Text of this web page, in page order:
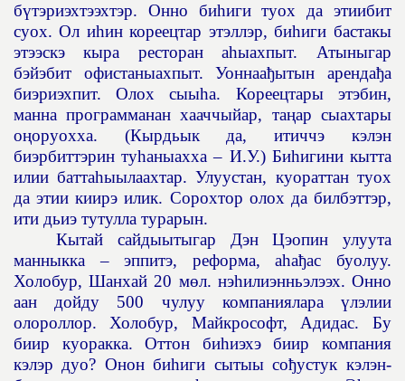
бүтэриэхтээхтэр. Онно биһиги туох да этиибит
суох. Ол иһин кореецтар этэллэр, биһиги бастакы
этээскэ кыра ресторан аһыахпыт. Атыныгар
бэйэбит офистаныахпыт. Уоннаађытын арендађа
биэриэхпит. Олох сыыһа. Кореецтары этэбин,
манна программанан хааччыйар, таңар сыахтары
оңоруохха. (Кырдьык да, итиччэ кэлэн
биэрбиттэрин туһаныахха – И.У.) Биһигини кытта
илии баттаһыылаахтар. Улуустан, куораттан туох
да этии киирэ илик. Сорохтор олох да билбэттэр,
ити дьиэ тутулла турарын.
Кытай сайдыытыгар Дэн Цэопин улуута
манныкка – эппитэ, реформа, аһађас буолуу.
Холобур, Шанхай 20 мөл. нэһилиэнньэлээх. Онно
аан дойду 500 чулуу компаниялара үлэлии
олороллор. Холобур, Майкрософт, Адидас. Бу
биир куоракка. Оттон биһиэхэ биир компания
кэлэр дуо? Онон биһиги сытыы сођустук кэлэн-